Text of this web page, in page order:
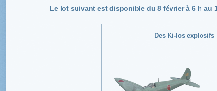
Le lot suivant est disponible du 8 février à 6 h au
Des Ki-los explosifs